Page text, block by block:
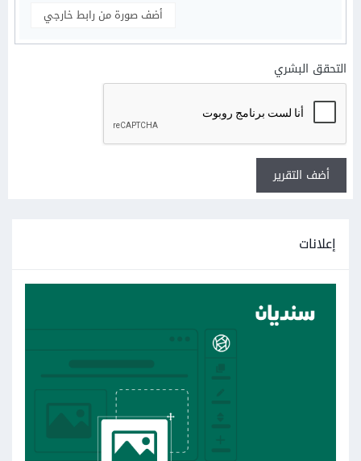
أضف صورة من رابط خارجي
التحقق البشري
أضف التقرير
إعلانات